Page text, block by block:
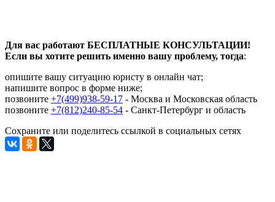
Для вас работают БЕСПЛАТНЫЕ КОНСУЛЬТАЦИИ!
Если вы хотите решить именно вашу проблему, тогда:
опишите вашу ситуацию юристу в онлайн чат;
напишите вопрос в форме ниже;
позвоните +7(499)938-59-17 - Москва и Московская область
позвоните +7(812)240-85-54 - Санкт-Петербург и область
Сохраните или поделитесь ссылкой в социальных сетях